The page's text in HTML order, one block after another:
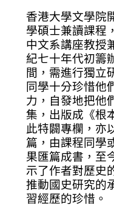
香港大學文學院
學碩士兼讀課程
中文系講座教授
紀七十年代初籌
間，需進行獨立
同學十分珍惜他
力，自發地把他
集，出版成《根
此特闢專欄，亦
篇，由課程同學
果匯篇成書，至
示了作者對歷史
推動國史研究的
習經歷的珍惜。